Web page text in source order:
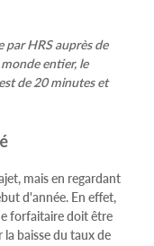
par HRS auprès de
entier, le
de 20 minutes et
mais en regardant
d'année. En effet,
forfaitaire doit être
baisse du taux de